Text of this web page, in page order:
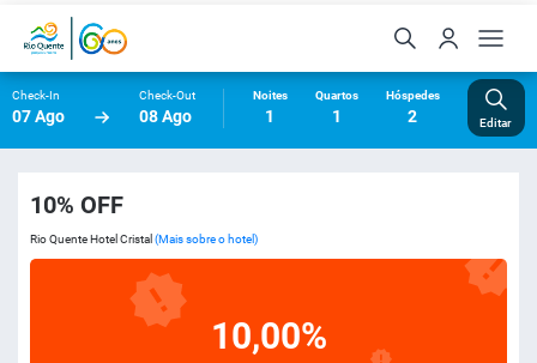
Check-In
07 Ago
Check-Out
08 Ago
Noites
1
Quartos
1
Hóspedes
2 Editar
10% OFF
Rio Quente Hotel Cristal (Mais sobre o hotel)
10,00%